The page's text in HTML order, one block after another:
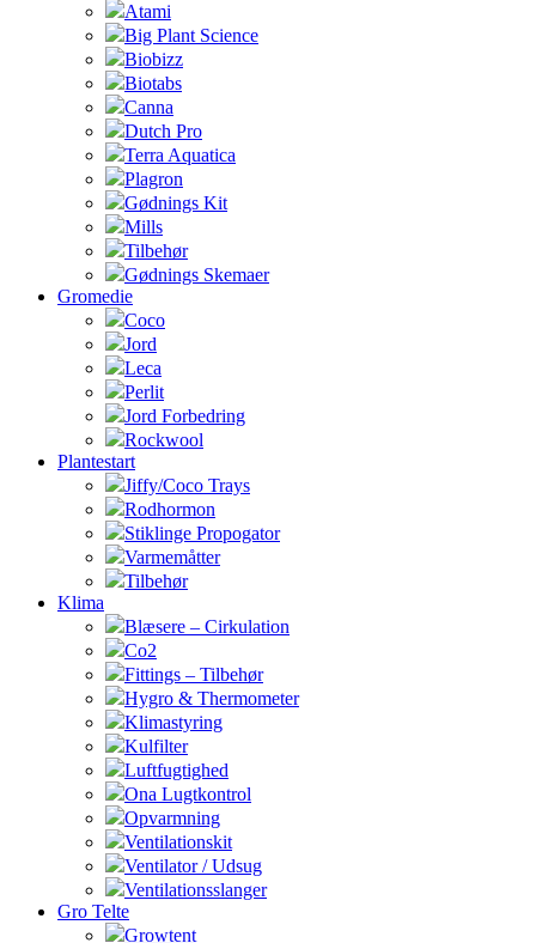
Atami
Big Plant Science
Biobizz
Biotabs
Canna
Dutch Pro
Terra Aquatica
Plagron
Gødnings Kit
Mills
Tilbehør
Gødnings Skemaer
Gromedie
Coco
Jord
Leca
Perlit
Jord Forbedring
Rockwool
Plantestart
Jiffy/Coco Trays
Rodhormon
Stiklinge Propogator
Varmemåtter
Tilbehør
Klima
Blæsere – Cirkulation
Co2
Fittings – Tilbehør
Hygro & Thermometer
Klimastyring
Kulfilter
Luftfugtighed
Ona Lugtkontrol
Opvarmning
Ventilationskit
Ventilator / Udsug
Ventilationsslanger
Gro Telte
Growtent